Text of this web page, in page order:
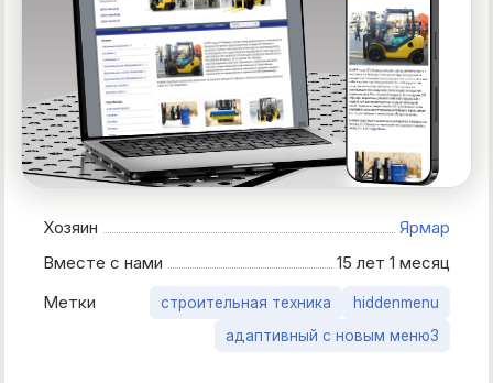
Хозяин
Ярмар
Вместе с нами
15 лет 1 месяц
Метки
строительная техника
hiddenmenu
адаптивный с новым меню3